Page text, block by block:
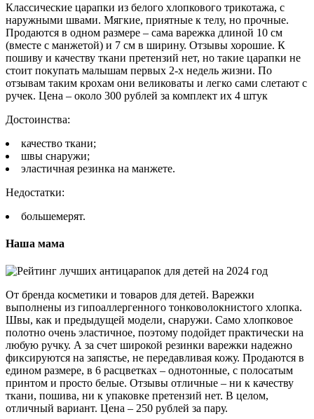
Классические царапки из белого хлопкового трикотажа, с
наружными швами. Мягкие, приятные к телу, но прочные.
Продаются в одном размере – сама варежка длиной 10 см
(вместе с манжетой) и 7 см в ширину. Отзывы хорошие. К
пошиву и качеству ткани претензий нет, но такие царапки не
стоит покупать малышам первых 2-х недель жизни. По
отзывам таким крохам они великоваты и легко сами слетают с
ручек. Цена – около 300 рублей за комплект их 4 штук
Достоинства:
качество ткани;
швы снаружи;
эластичная резинка на манжете.
Недостатки:
большемерят.
Наша мама
От бренда косметики и товаров для детей. Варежки
выполнены из гипоаллергенного тонковолокнистого хлопка.
Швы, как и предыдущей модели, снаружи. Само хлопковое
полотно очень эластичное, поэтому подойдет практически на
любую ручку. А за счет широкой резинки варежки надежно
фиксируются на запястье, не передавливая кожу. Продаются в
едином размере, в 6 расцветках – однотонные, с полосатым
принтом и просто белые. Отзывы отличные – ни к качеству
ткани, пошива, ни к упаковке претензий нет. В целом,
отличный вариант. Цена – 250 рублей за пару.